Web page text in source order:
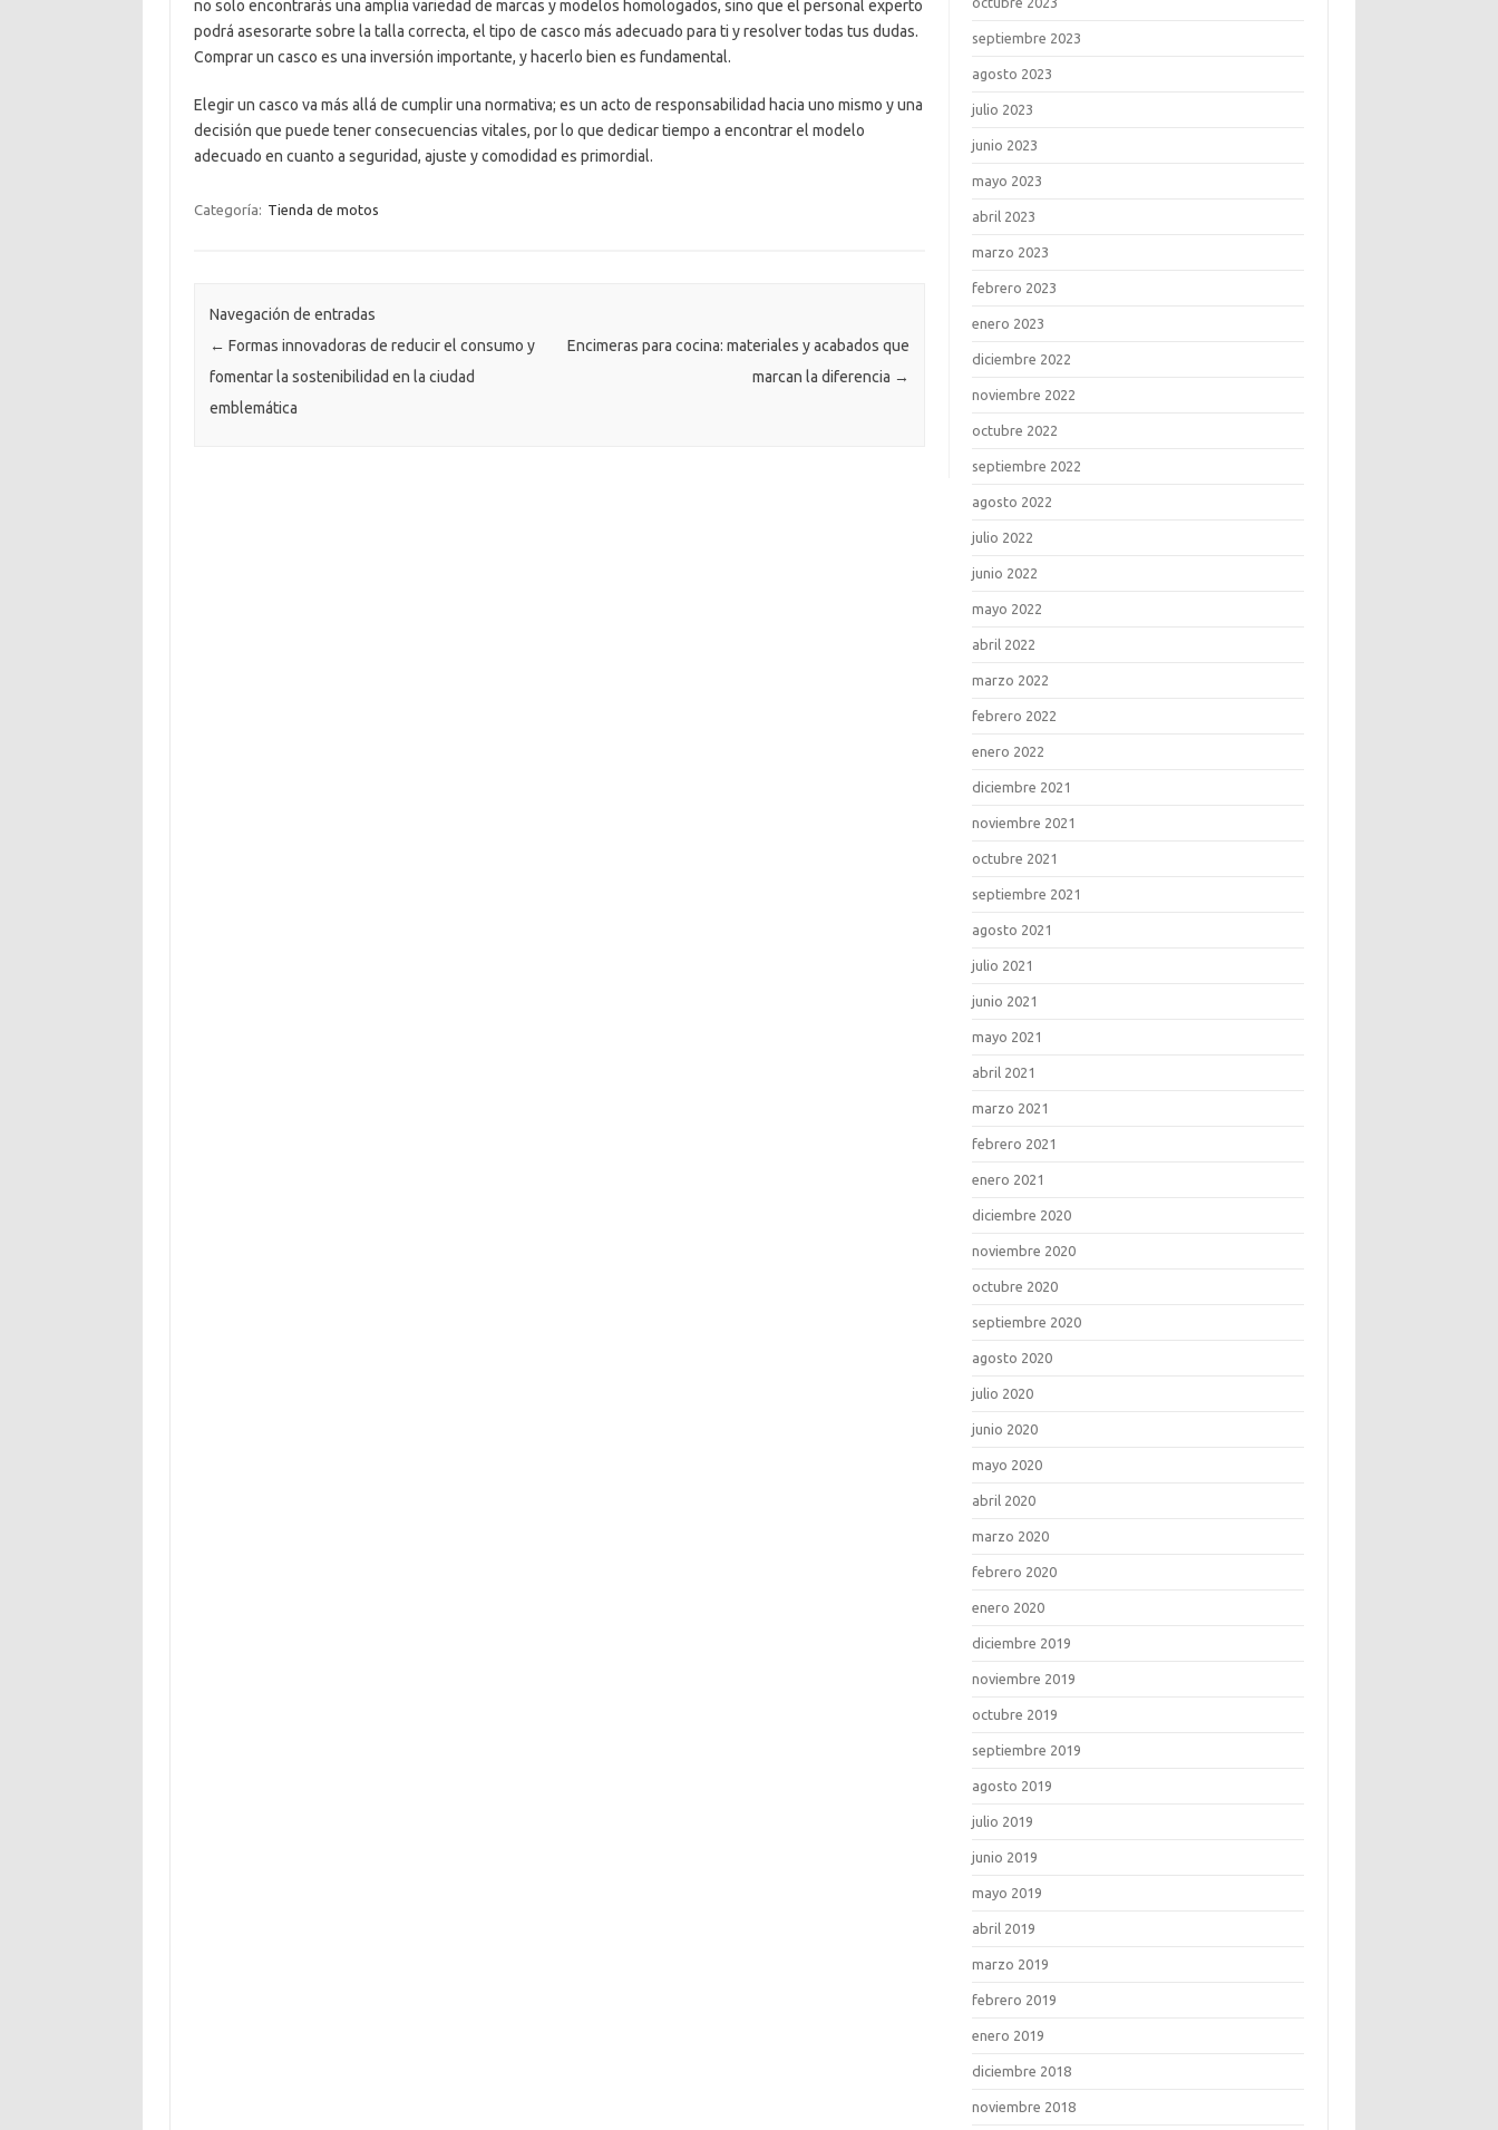
no solo encontrarás una amplia variedad de marcas y modelos homologados, sino que el personal experto
podrá asesorarte sobre la talla correcta, el tipo de casco más adecuado para ti y resolver todas tus dudas.
Comprar un casco es una inversión importante, y hacerlo bien es fundamental.
Elegir un casco va más allá de cumplir una normativa; es un acto de responsabilidad hacia uno mismo y una
decisión que puede tener consecuencias vitales, por lo que dedicar tiempo a encontrar el modelo
adecuado en cuanto a seguridad, ajuste y comodidad es primordial.
Categoría: Tienda de motos
Navegación de entradas
← Formas innovadoras de reducir el consumo y
fomentar la sostenibilidad en la ciudad
emblemática
Encimeras para cocina: materiales y acabados que
marcan la diferencia →
septiembre 2023
agosto 2023
julio 2023
junio 2023
mayo 2023
abril 2023
marzo 2023
febrero 2023
enero 2023
diciembre 2022
noviembre 2022
octubre 2022
septiembre 2022
agosto 2022
julio 2022
junio 2022
mayo 2022
abril 2022
marzo 2022
febrero 2022
enero 2022
diciembre 2021
noviembre 2021
octubre 2021
septiembre 2021
agosto 2021
julio 2021
junio 2021
mayo 2021
abril 2021
marzo 2021
febrero 2021
enero 2021
diciembre 2020
noviembre 2020
octubre 2020
septiembre 2020
agosto 2020
julio 2020
junio 2020
mayo 2020
abril 2020
marzo 2020
febrero 2020
enero 2020
diciembre 2019
noviembre 2019
octubre 2019
septiembre 2019
agosto 2019
julio 2019
junio 2019
mayo 2019
abril 2019
marzo 2019
febrero 2019
enero 2019
diciembre 2018
noviembre 2018